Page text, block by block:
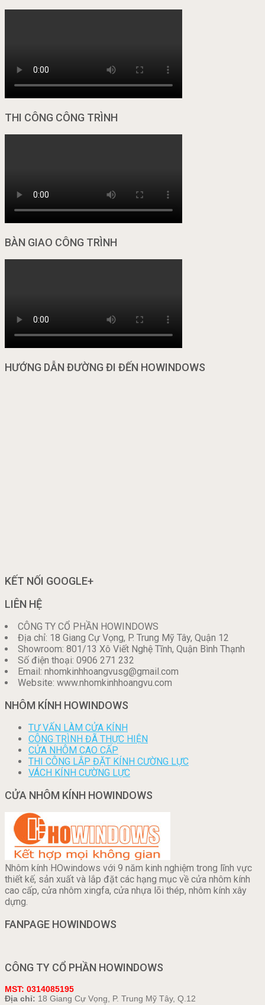
THI CÔNG CÔNG TRÌNH
BÀN GIAO CÔNG TRÌNH
HƯỚNG DẪN ĐƯỜNG ĐI ĐẾN HOWINDOWS
KẾT NỐI GOOGLE+
LIÊN HỆ
CÔNG TY CỔ PHẦN HOWINDOWS
Địa chỉ: 18 Giang Cự Vọng, P. Trung Mỹ Tây, Quận 12
Showroom: 801/13 Xô Viết Nghệ Tĩnh, Quận Bình Thạnh
Số điện thoại: 0906 271 232
Email: nhomkinhhoangvusg@gmail.com
Website: www.nhomkinhhoangvu.com
NHÔM KÍNH HOWINDOWS
TƯ VẤN LÀM CỬA KÍNH
CÔNG TRÌNH ĐÃ THỰC HIỆN
CỬA NHÔM CAO CẤP
THI CÔNG LẮP ĐẶT KÍNH CƯỜNG LỰC
VÁCH KÍNH CƯỜNG LỰC
CỬA NHÔM KÍNH HOWINDOWS
Nhôm kính HOwindows với 9 năm kinh nghiệm trong lĩnh vực
thiết kế, sản xuất và lắp đặt các hạng mục về cửa nhôm kính
cao cấp, cửa nhôm xingfa, cửa nhựa lõi thép, nhôm kính xây
dựng.
FANPAGE HOWINDOWS
CÔNG TY CỔ PHẦN HOWINDOWS
MST: 0314085195
Địa chỉ: 18 Giang Cự Vọng, P. Trung Mỹ Tây, Q.12